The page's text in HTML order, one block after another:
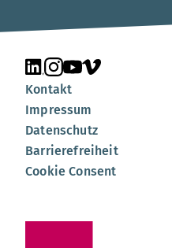
Unsere Seite auf
Unsere Seite auf
Unsere Seite
Unsere
Kontakt
Impressum
Datenschutz
Barrierefreiheit
Cookie Consent